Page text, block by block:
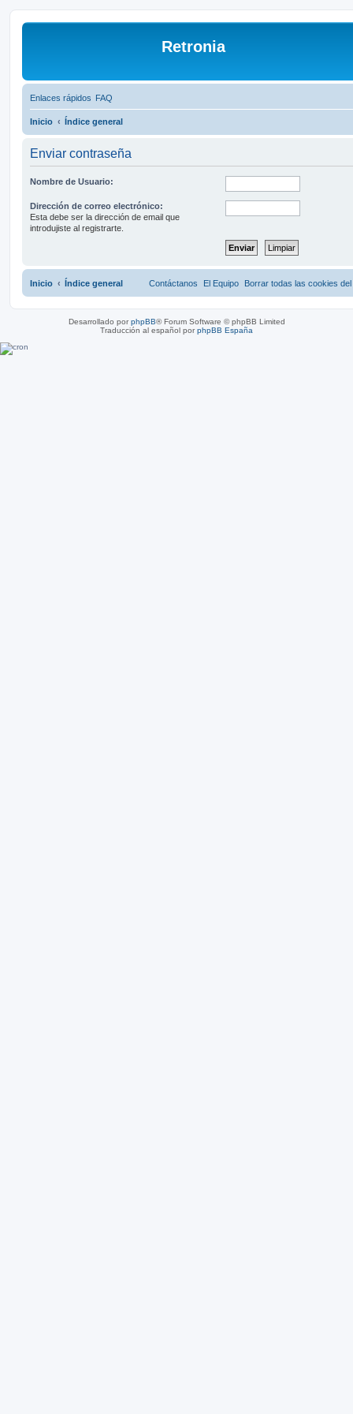
Retronia
Enlaces rápidos FAQ
Inicio Índice general
Enviar contraseña
Nombre de Usuario:
Dirección de correo electrónico:
Esta debe ser la dirección de email que
introdujiste al registrarte.
Inicio Índice general Borrar todas las cookies del
El Equipo
Contáctanos
Desarrollado porphpBB® Forum Software © phpBB Limited
Traducción al español porphpBB España